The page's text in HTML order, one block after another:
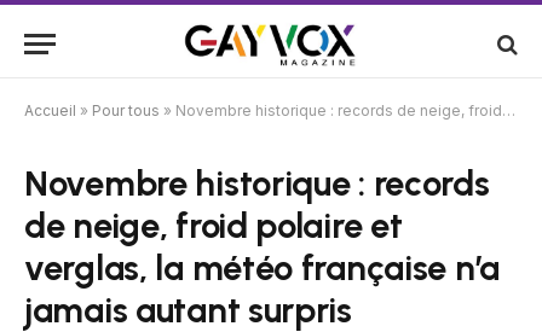
Accueil » Pour tous » Novembre historique : records de neige, froid polaire et verglas, la météo française n’a jamais autant surpris
Novembre historique : records
de neige, froid polaire et
verglas, la météo française n’a
jamais autant surpris